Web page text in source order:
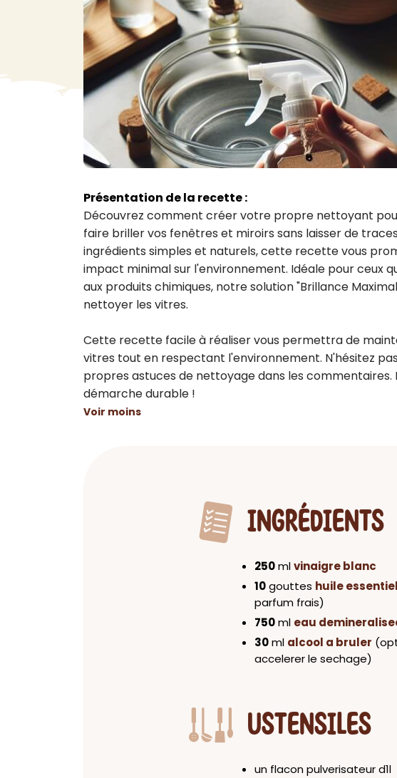
VAISELLE
Liquide Vaiselle
Entretien Lave
Autre
> Voir tout
Présentation de la recette :
Découvrez comment créer votre propre nettoyant
faire briller vos fenêtres et miroirs sans laisser de
ingrédients simples et naturels, cette recette vous
impact minimal sur l'environnement. Idéale pour ceux
aux produits chimiques, notre solution "Brillance
nettoyer les vitres.
Cette recette facile à réaliser vous permettra de
vitres tout en respectant l'environnement. N'hésitez
propres astuces de nettoyage dans les commentaires.
démarche durable !
Voir moins
INGRÉDIENTS
250mlvinaigre blanc
10gouttes huile
parfum frais)
750ml eau
30ml alcool a bruler
accelerer le sechage)
USTENSILES
un flacon pulverisateur d1l